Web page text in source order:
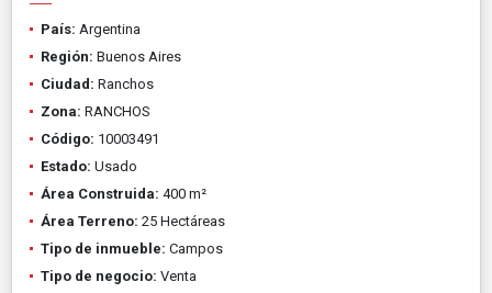
País: Argentina
Región: Buenos Aires
Ciudad: Ranchos
Zona: RANCHOS
Código: 10003491
Estado: Usado
Área Construida: 400 m²
Área Terreno: 25 Hectáreas
Tipo de inmueble: Campos
Tipo de negocio: Venta